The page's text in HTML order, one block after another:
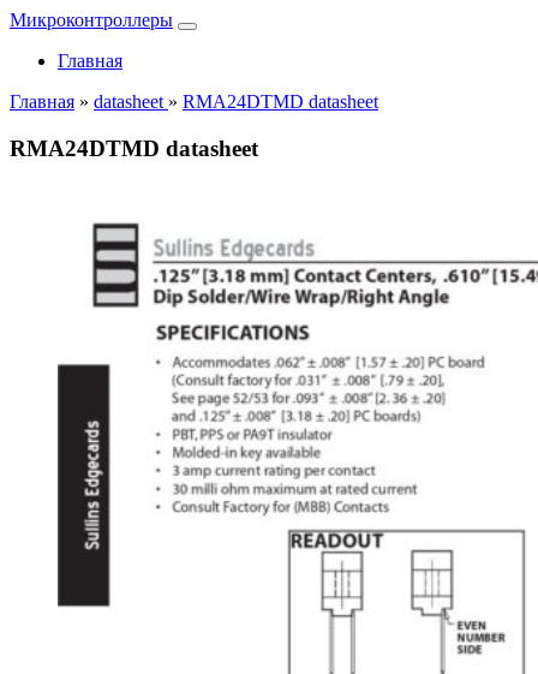
Микроконтроллеры
Главная
Главная » datasheet » RMA24DTMD datasheet
RMA24DTMD datasheet